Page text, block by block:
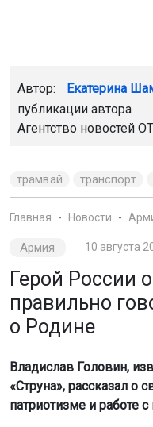
Автор: Екатерина
публикации автора
Агентство новостей
трамвай транспорт
Главная Новости
Армия 10 августа
Герой России
правильно
о Родине
Владислав Головин,
«Струна», рассказал о
патриотизме и работе